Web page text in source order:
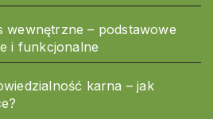
wewnętrzne – podstawowe
i funkcjonalne
karna – jak